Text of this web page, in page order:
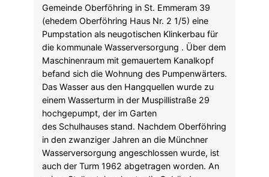
Gemeinde Oberföhring in St. Emmeram 39
(ehedem Oberföhring Haus Nr. 2 1/5) eine
Pumpstation als neugotischen Klinkerbau für
die kommunale Wasserversorgung . Über dem
Maschinenraum mit gemauertem Kanalkopf
befand sich die Wohnung des Pumpenwärters.
Das Wasser aus den Hangquellen wurde zu
einem Wasserturm in der Muspillistraße 29
hochgepumpt, der im Garten
des Schulhauses stand. Nachdem Oberföhring
in den zwanziger Jahren an die Münchner
Wasserversorgung angeschlossen wurde, ist
auch der Turm 1962 abgetragen worden. An